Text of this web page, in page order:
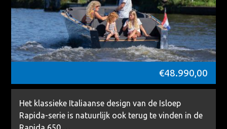
€48.990,00
Het klassieke Italiaanse design van de Isloep
Rapida-serie is natuurlijk ook terug te vinden in de